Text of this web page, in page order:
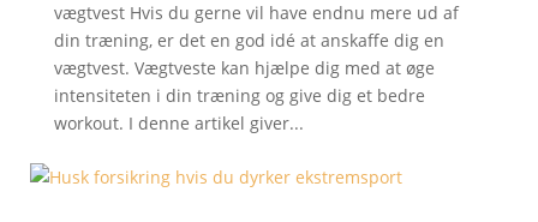
vægtvest Hvis du gerne vil have endnu mere ud af
din træning, er det en god idé at anskaffe dig en
vægtvest. Vægtveste kan hjælpe dig med at øge
intensiteten i din træning og give dig et bedre
workout. I denne artikel giver...